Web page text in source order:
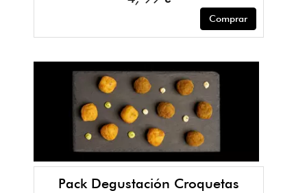
Comprar
Pack Degustación Croquetas